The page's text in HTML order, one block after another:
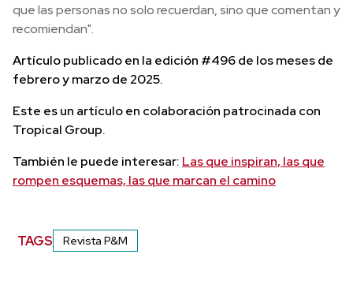
que las personas no solo recuerdan, sino que comentan y
recomiendan".
Artículo publicado en la edición #496 de los meses de
febrero y marzo de 2025.
Este es un artículo en colaboración patrocinada con
Tropical Group.
También le puede interesar: Las que inspiran, las que
rompen esquemas, las que marcan el camino
TAGS Revista P&M